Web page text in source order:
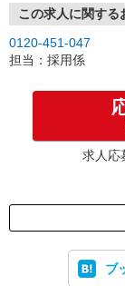
この求人に関する
0120-451-047
担当：採用係
求人応
ブ